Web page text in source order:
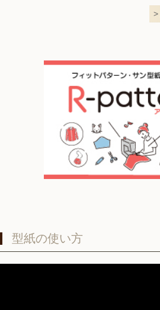
型紙の使い方